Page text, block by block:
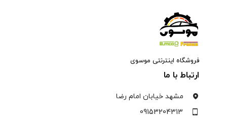
فروشگاه اینترنتی موسوی
ارتباط با ما
مشهد خیابان امام رضا
09153204313